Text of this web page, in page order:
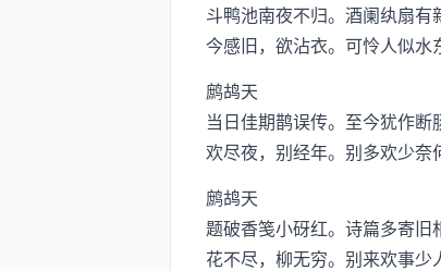
斗鸭池南夜不归。酒阑纨扇有
今感旧，欲沾衣。可怜人似水
鹧鸪天
当日佳期鹊误传。至今犹作断
欢尽夜，别经年。别多欢少奈
鹧鸪天
题破香笺小砑红。诗篇多寄旧
花不尽，柳无穷。别来欢事少